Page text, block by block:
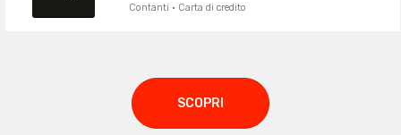
Contanti · Carta di credito
SCOPRI